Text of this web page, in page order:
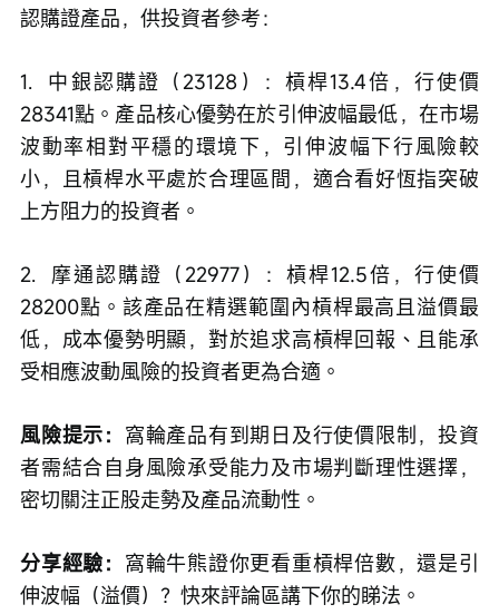
認購證產品，供投資者參考：
1.  中銀認購證（23128）：槓桿13.4倍，行使價
28341點。產品核心優勢在於引伸波幅最低，在市場
波動率相對平穩的環境下，引伸波幅下行風險較
小，且槓桿水平處於合理區間，適合看好恆指突破
上方阻力的投資者。
2.  摩通認購證（22977）：槓桿12.5倍，行使價
28200點。該產品在精選範圍內槓桿最高且溢價最
低，成本優勢明顯，對於追求高槓桿回報、且能承
受相應波動風險的投資者更為合適。
風險提示： 窩輪產品有到期日及行使價限制，投資
者需結合自身風險承受能力及市場判斷理性選擇，
密切關注正股走勢及產品流動性。
分享經驗： 窩輪牛熊證你更看重槓桿倍數，還是引
伸波幅（溢價）？快來評論區講下你的睇法。